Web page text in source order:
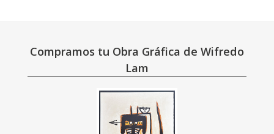
Compramos tu Obra Gráfica de Wifredo
Lam